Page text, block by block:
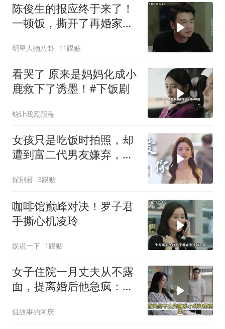
陈俊生的报应终于来了！
一顿饭，撕开了再婚家庭
明星人物八卦 11跟贴
看哭了 原来是妈妈化成小
鹿救下了诱墨！#下饭剧
鲸让我照顾海
女孩只是吃饭时拍照，却
遭到富二代男友嫌弃，下
探剧君 3跟贴
咖啡馆巅峰对决！罗子君
手撕心机凌玲
娱说一下 1跟贴
女子住院一月丈夫从不露
面，提离婚后他急疯：想
侃故事的阿庆